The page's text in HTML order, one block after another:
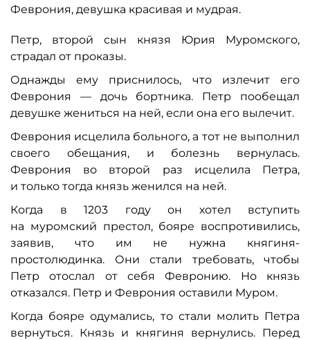
Феврония, девушка красивая и мудрая.
Петр, второй сын князя Юрия Муромского,
страдал от проказы.
Однажды ему приснилось, что излечит его
Феврония — дочь бортника. Петр пообещал
девушке жениться на ней, если она его вылечит.
Феврония исцелила больного, а тот не выполнил
своего обещания, и болезнь вернулась.
Феврония во второй раз исцелила Петра,
и только тогда князь женился на ней.
Когда в 1203 году он хотел вступить
на муромский престол, бояре воспротивились,
заявив, что им не нужна княгиня-
простолюдинка. Они стали требовать, чтобы
Петр отослал от себя Февронию. Но князь
отказался. Петр и Феврония оставили Муром.
Когда бояре одумались, то стали молить Петра
вернуться. Князь и княгиня вернулись. Перед